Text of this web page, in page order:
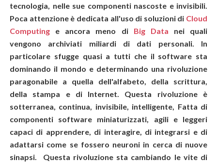
tecnologia, nelle sue componenti nascoste e invisibili.
Poca attenzione è dedicata all'uso di soluzioni di Cloud
Computing e ancora meno di Big Data nei quali
vengono archiviati miliardi di dati personali. In
particolare sfugge quasi a tutti che il software sta
dominando il mondo e determinando una rivoluzione
paragonabile a quella dell'alfabeto, della scrittura,
della stampa e di Internet. Questa rivoluzione è
sotterranea, continua, invisibile, intelligente, Fatta di
componenti software miniaturizzati, agili e leggeri
capaci di apprendere, di interagire, di integrarsi e di
adattarsi come se fossero neuroni in cerca di nuove
sinapsi. Questa rivoluzione sta cambiando le vite di